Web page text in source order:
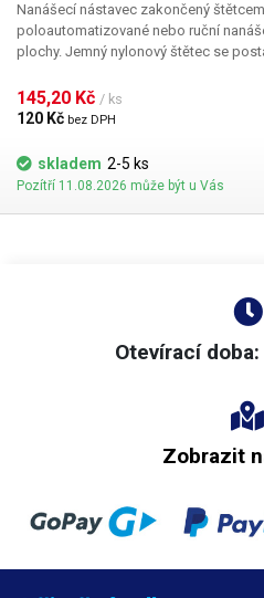
Nanášecí nástavec zakončený
poloautomatizované nebo ruční
plochy. Jemný nylonový štětec se
Nabízíme nástavce se dvěma
hustší kapaliny je vhodnější štětec s
jsou všechny dispenzní nástavce
145,20 Kč / ks
120 Kč bez DPH
skladem 2-5 ks
Pozítří 11.08.2026 může být u Vás
Otevírací doba:
Zobrazit